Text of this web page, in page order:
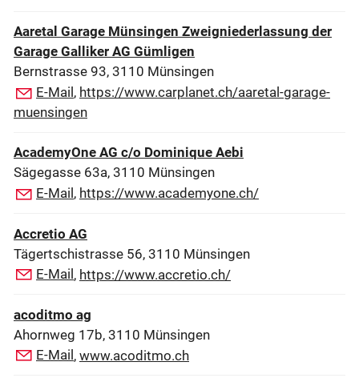
Aaretal Garage Münsingen Zweigniederlassung der
Garage Galliker AG Gümligen
Bernstrasse 93, 3110 Münsingen
E-Mail, https://www.carplanet.ch/aaretal-garage-
muensingen
AcademyOne AG c/o Dominique Aebi
Sägegasse 63a, 3110 Münsingen
E-Mail, https://www.academyone.ch/
Accretio AG
Tägertschistrasse 56, 3110 Münsingen
E-Mail , https://www.accretio.ch/
acoditmo ag
Ahornweg 17b, 3110 Münsingen
E-Mail , www.acoditmo.ch